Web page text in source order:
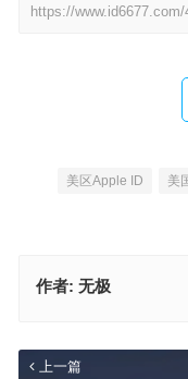
https://www.id6677.com/
美区Apple ID 美
作者: 无极
上一篇